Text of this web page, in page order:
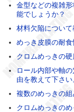
金型などの複雑
能でしょうか？
材料欠陥について
めっき皮膜の耐
クロムめっきの
ロール内部や軸
由を教えて下さい
複数のめっきの
クロムめっきの